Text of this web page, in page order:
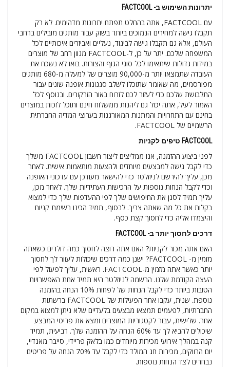
יתרונות השימוש ב- FACTCOOL
עם FACTCOOL, אתה בהחלט תפתח יתרונות מדהימים. לא רק
תקבלו גישה למחירים הנמוכים ביותר בשוק עבור מותגים מובילים ברחבי
העולם, אלא גם תקבלו גישה לביגוד, נעליים ואביזרים איכותיים לכל
המשפחה שלכם. יתר על כן, ל-FACTCOOL מגוון רחב של מוצרים
במידות גדולות שיתאימו לכל סוגי הגוף והצורות. בואו לא נשכח את
העובדה שתמצאו יותר מ-90,000 מוצרים של למעלה מ-680 מותגים
מפורסמים, מה שאומר שתוכלו לשלב סגנונות אופנה שונים עבור
התלבושת שלכם כדי לעזור לכם לזרוח באור הזרקורים. ובנוסף לכל
האמור לעיל, אתה יכול גם ליהנות ממשלוח חינם ותוכל לזכות במוצרים
בחינם עם התחרויות והמתנות המאורגנות בערוצי המדיה החברתית
הרשמיים של FACTCOOL.
FACTCOOL טיפים לקניות
לפני ביצוע ההזמנה, אנו ממליצים ליצור חשבון FACTCOOL משלך
כדי לקבל גישה למבצעים מיוחדים ולהצעות מותאמות אישית. לאחר
מכן, עליך להירשם לניוזלטר כדי להישאר מעודכן עם עדכוני האופנה
וכדי לקבל הנחות נוספות על הרכישות העתידיות שלך. לאחר מכן,
עליך תמיד לסנן את החיפושים שלך לפי ההעדפות שלך כדי למצוא
בקלות את כל מה שאתה צריך. לבסוף, תמיד הכינו רשימת קניות
והיצמדו אליה כדי לחסוך קצת כסף.
דרכים לחסוך יותר ב- FACTCOOL
האם אתה מכור לקניות? האם אתה רוצה לחסוך כמה דולרים כשאתה
מזמין מ- FACTCOOL? ישנן כמה דרכים שיכולות לעזור לך לחסוך
יותר כאשר אתה מזמין מ-FACTCOOL. ראשית, עליך לפעול לפי
העצה הקודמת שלנו. הרשמה לניוזלטר היא תמיד אחת האפשרויות
הטובות ביותר כדי לקבל הנחות של לפחות 10% הנחה בהזמנה
נוספת. שנית, עקבו אחר הפעילות של FACTCOOL ברשתות
החברתיות, לפעמים תמצאו מבצעים בלעדיים שלא ניתן למצוא במקום
אחר. שלישית, עבור לקטגוריות המוצרים ומצא את פריטי המבצע
שיכולים להביא לך עד 60% הנחה על ההזמנה שלך. רביעית, תמיד
קנה במהלך אירועי מכירות מיוחדים כמו בלאק פריידי, סייבר מאנדיי,
יום הרווקים, מכירות חג המולד כדי לקבל עד 70% הנחה על פריטים
נבחרים לצד הנחות נוספות.